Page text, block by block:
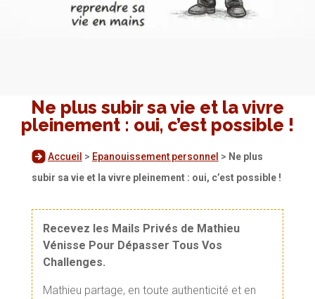
Ne plus subir sa vie et la vivre
pleinement : oui, c’est possible !
Accueil > Epanouissement personnel > Ne plus
subir sa vie et la vivre pleinement : oui, c’est possible !
Recevez les Mails Privés de Mathieu
Vénisse Pour Dépasser Tous Vos
Challenges.
Mathieu partage, en toute authenticité et en